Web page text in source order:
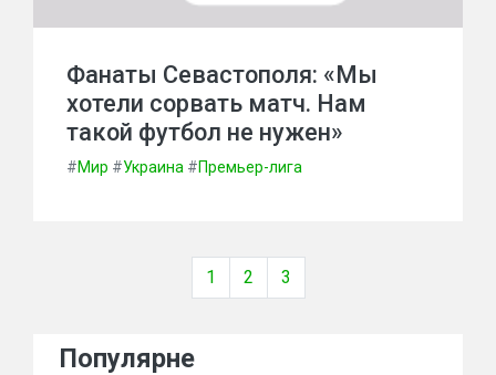
Фанаты Севастополя: «Мы
хотели сорвать матч. Нам
такой футбол не нужен»
#Мир #Украина #Премьер-лига
1 2 3
Популярне